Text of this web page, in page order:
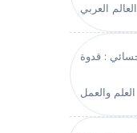
العالم العربي
: قدوة
العلم والعمل